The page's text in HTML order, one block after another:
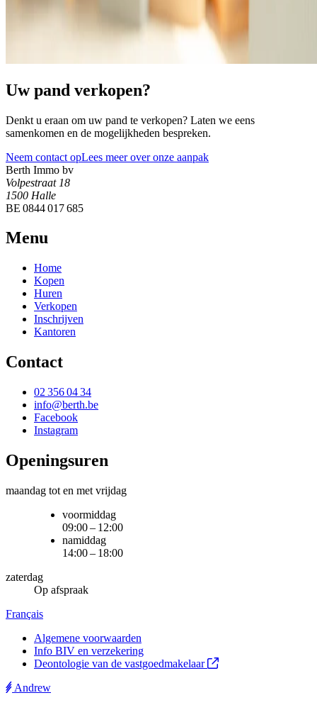
Uw pand verkopen?
Denkt u eraan om uw pand te verkopen? Laten we eens
samenkomen en de mogelijkheden bespreken.
Neem contact opLees meer over onze aanpak
Berth Immo bv
Volpestraat 18
1500 Halle
BE 0844 017 685
Menu
Home
Kopen
Huren
Verkopen
Inschrijven
Kantoren
Contact
02 356 04 34
info@berth.be
Facebook
Instagram
Openingsuren
maandag tot en met vrijdag
voormiddag
09:00 – 12:00
namiddag
14:00 – 18:00
zaterdag
Op afspraak
Français
Algemene voorwaarden
Info BIV en verzekering
Deontologie van de vastgoedmakelaar
Andrew